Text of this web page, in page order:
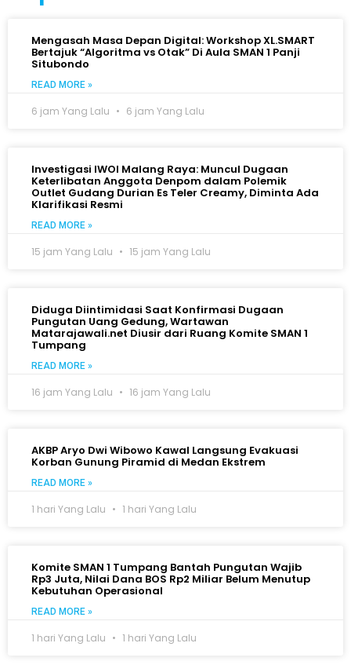
Mengasah Masa Depan Digital: Workshop XL.SMART
Bertajuk “Algoritma vs Otak” Di Aula SMAN 1 Panji
Situbondo
READ MORE »
6 jam Yang Lalu 6 jam Yang Lalu
Investigasi IWOI Malang Raya: Muncul Dugaan
Keterlibatan Anggota Denpom dalam Polemik
Outlet Gudang Durian Es Teler Creamy, Diminta Ada
Klarifikasi Resmi
READ MORE »
15 jam Yang Lalu 15 jam Yang Lalu
Diduga Diintimidasi Saat Konfirmasi Dugaan
Pungutan Uang Gedung, Wartawan
Matarajawali.net Diusir dari Ruang Komite SMAN 1
Tumpang
READ MORE »
16 jam Yang Lalu 16 jam Yang Lalu
AKBP Aryo Dwi Wibowo Kawal Langsung Evakuasi
Korban Gunung Piramid di Medan Ekstrem
READ MORE »
1 hari Yang Lalu 1 hari Yang Lalu
Komite SMAN 1 Tumpang Bantah Pungutan Wajib
Rp3 Juta, Nilai Dana BOS Rp2 Miliar Belum Menutup
Kebutuhan Operasional
READ MORE »
1 hari Yang Lalu 1 hari Yang Lalu